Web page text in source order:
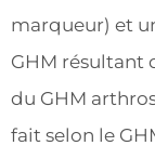
marqueur) et
GHM résultant
du GHM
fait selon le